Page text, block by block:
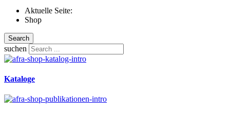
Aktuelle Seite:
Shop
Search
suchen
Kataloge